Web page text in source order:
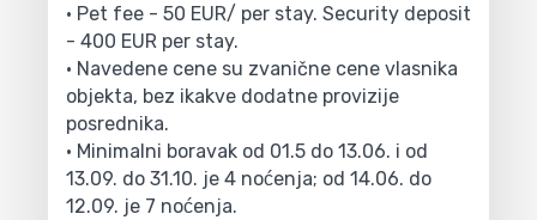
• Pet fee - 50 EUR/ per stay. Security deposit
- 400 EUR per stay.
• Navedene cene su zvanične cene vlasnika
objekta, bez ikakve dodatne provizije
posrednika.
• Minimalni boravak od 01.5 do 13.06. i od
13.09. do 31.10. je 4 noćenja; od 14.06. do
12.09. je 7 noćenja.